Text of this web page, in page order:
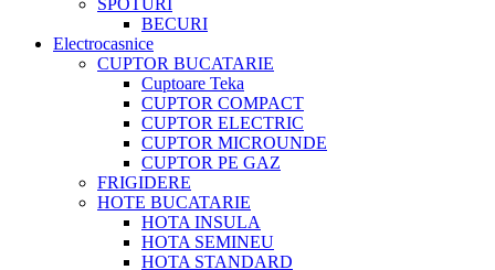
BECURI
Electrocasnice
CUPTOR BUCATARIE
Cuptoare Teka
CUPTOR COMPACT
CUPTOR ELECTRIC
CUPTOR MICROUNDE
CUPTOR PE GAZ
FRIGIDERE
HOTE BUCATARIE
HOTA INSULA
HOTA SEMINEU
HOTA STANDARD